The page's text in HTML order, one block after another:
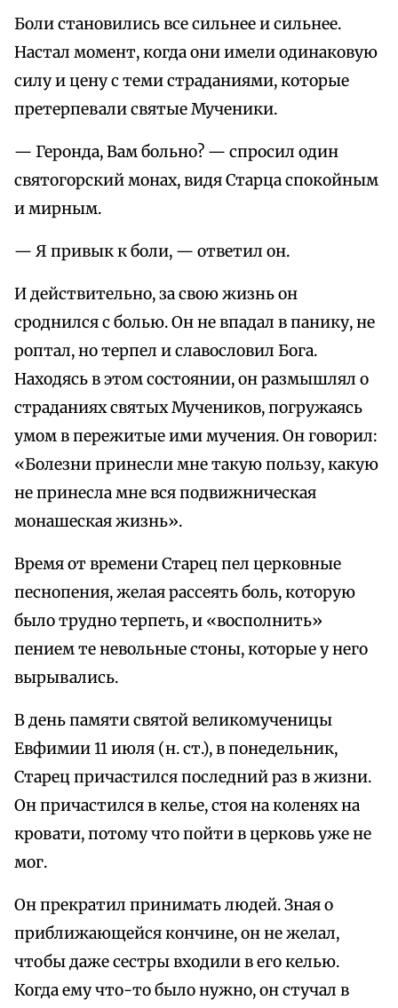
Боли становились все сильнее и сильнее.
Настал момент, когда они имели одинаковую
силу и цену с теми страданиями, которые
претерпевали святые Мученики.
— Геронда, Вам больно? — спросил один
святогорский монах, видя Старца спокойным
и мирным.
— Я привык к боли, — ответил он.
И действительно, за свою жизнь он
сроднился с болью. Он не впадал в панику, не
роптал, но терпел и славословил Бога.
Находясь в этом состоянии, он размышлял о
страданиях святых Мучеников, погружаясь
умом в пережитые ими мучения. Он говорил:
«Болезни принесли мне такую пользу, какую
не принесла мне вся подвижническая
монашеская жизнь».
Время от времени Старец пел церковные
песнопения, желая рассеять боль, которую
было трудно терпеть, и «восполнить»
пением те невольные стоны, которые у него
вырывались.
В день памяти святой великомученицы
Евфимии 11 июля (н. ст.), в понедельник,
Старец причастился последний раз в жизни.
Он причастился в келье, стоя на коленях на
кровати, потому что пойти в церковь уже не
мог.
Он прекратил принимать людей. Зная о
приближающейся кончине, он не желал,
чтобы даже сестры входили в его келью.
Когда ему что-то было нужно, он стучал в